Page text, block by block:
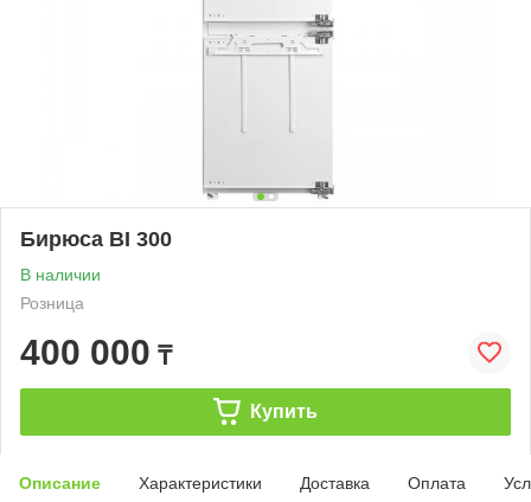
Бирюса BI 300
В наличии
Розница
400 000 ₸
Купить
Описание Характеристики Доставка Оплата